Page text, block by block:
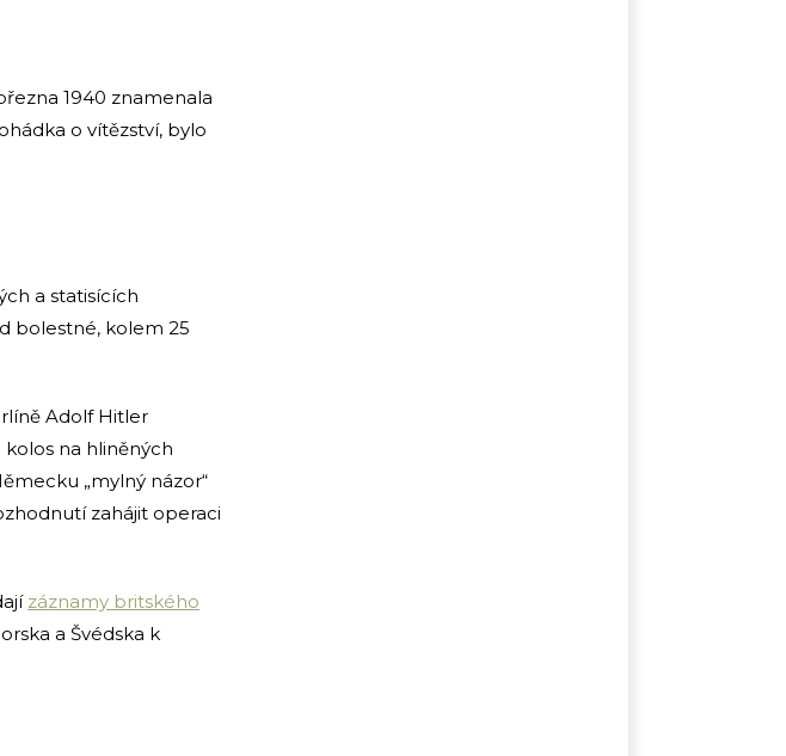
1940 znamenala
o vítězství, bylo
a statisících
bolestné, kolem 25
Adolf Hitler
kolos na hliněných
„mylný názor“
zahájit operaci
záznamy britského
a Švédska k